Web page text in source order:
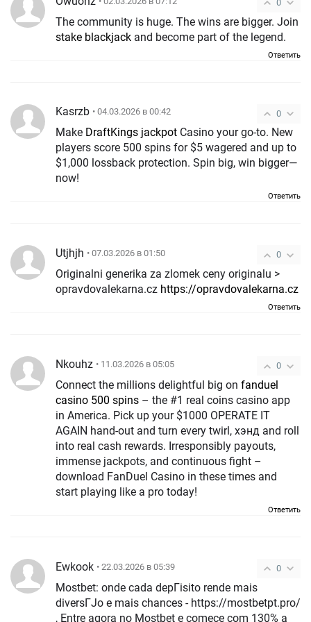
0
The community is huge. The wins are bigger. Join
stake blackjack and become part of the legend.
Ответить
0
Kasrzb • 04.03.2026 в 00:42
Make DraftKings jackpot Casino your go-to. New
players score 500 spins for $5 wagered and up to
$1,000 lossback protection. Spin big, win bigger—
now!
Ответить
0
Utjhjh • 07.03.2026 в 01:50
Originalni generika za zlomek ceny originalu >
opravdovalekarna.cz https://opravdovalekarna.cz
Ответить
0
Nkouhz • 11.03.2026 в 05:05
Connect the millions delightful big on fanduel
casino 500 spins
in America. Pick up your $1000 OPERATE IT
AGAIN hand-out and turn every twirl, хэнд and roll
into real cash rewards. Irresponsibly payouts,
immense jackpots, and continuous fight –
download FanDuel Casino in these times and
start playing like a pro today!
Ответить
0
Ewkook • 22.03.2026 в 05:39
Mostbet: onde cada depГіsito rende mais
diversГЈo e mais chances - https://mostbetpt.pro/
, Entre agora no Mostbet e comece com 130% a